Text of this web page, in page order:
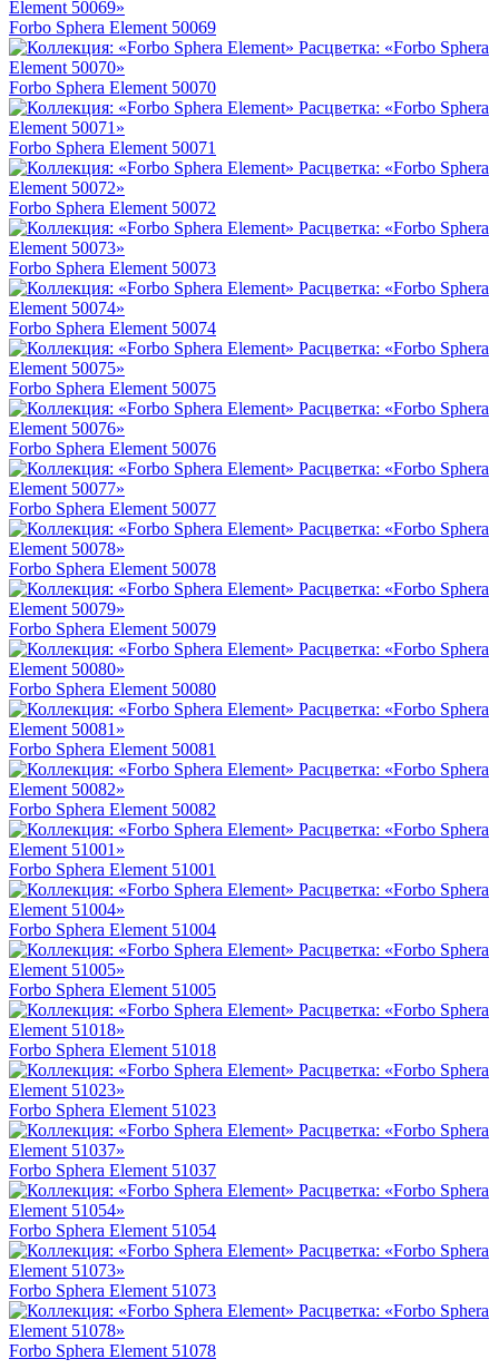
Forbo Sphera Element 50069
Forbo Sphera Element 50070
Forbo Sphera Element 50071
Forbo Sphera Element 50072
Forbo Sphera Element 50073
Forbo Sphera Element 50074
Forbo Sphera Element 50075
Forbo Sphera Element 50076
Forbo Sphera Element 50077
Forbo Sphera Element 50078
Forbo Sphera Element 50079
Forbo Sphera Element 50080
Forbo Sphera Element 50081
Forbo Sphera Element 50082
Forbo Sphera Element 51001
Forbo Sphera Element 51004
Forbo Sphera Element 51005
Forbo Sphera Element 51018
Forbo Sphera Element 51023
Forbo Sphera Element 51037
Forbo Sphera Element 51054
Forbo Sphera Element 51073
Forbo Sphera Element 51078